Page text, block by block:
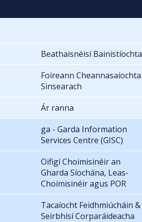
Beathaisnéisí Bainistíochta
Foireann Cheannasaíochta
Sinsearach
Ár ranna
ga - Garda Information
Services Centre (GISC)
Oifigí Choimisinéir an
Gharda Síochána, Leas-
Choimisinéir agus POR
Tacaíocht Feidhmiúcháin &
Seirbhísí Corparáideacha